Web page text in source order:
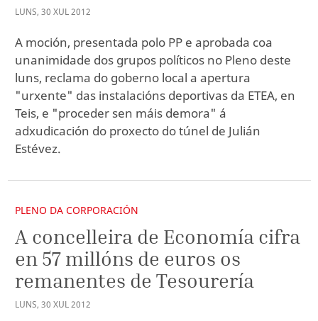
LUNS, 30 XUL2012
A moción, presentada polo PP e aprobada coa
unanimidade dos grupos políticos no Pleno deste
luns, reclama do goberno local a apertura
"urxente" das instalacións deportivas da ETEA, en
Teis, e "proceder sen máis demora" á
adxudicación do proxecto do túnel de Julián
Estévez.
PLENO DA CORPORACIÓN
A concelleira de Economía cifra
en 57 millóns de euros os
remanentes de Tesourería
LUNS, 30 XUL2012